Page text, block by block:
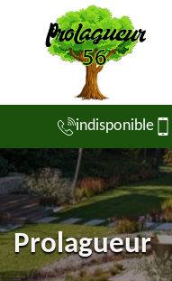
indisponible
Prolagueur